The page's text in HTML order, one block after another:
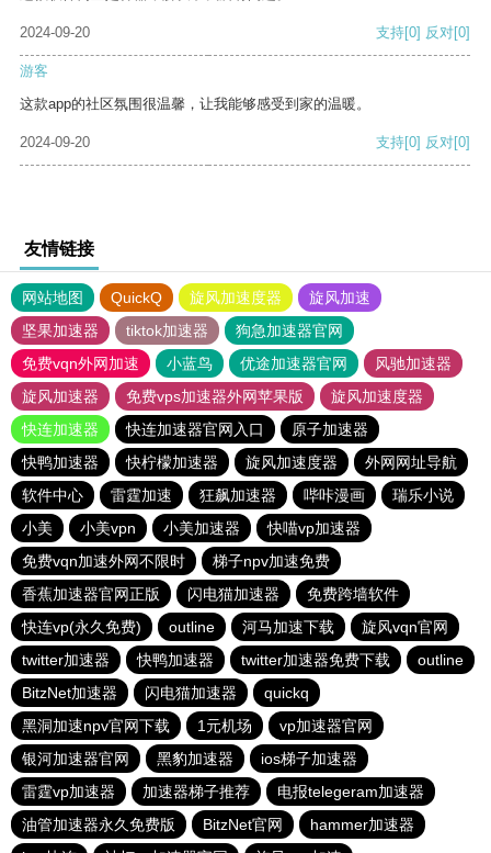
2024-09-20 支持[0] 反对[0]
游客
这款app的社区氛围很温馨，让我能够感受到家的温暖。
2024-09-20 支持[0] 反对[0]
友情链接
网站地图 QuickQ 旋风加速度器
旋风加速
坚果加速器
tiktok加速器
狗急加速器官网
免费vqn外网加速
小蓝鸟 优途加速器官网
风驰加速器
旋风加速器
免费vps加速器外网苹果版
旋风加速度器
快连加速器
快连加速器官网入口
原子加速器
快鸭加速器
快柠檬加速器 旋风加速度器
外网网址导航
软件中心
雷霆加速 狂飙加速器 哔咔漫画
瑞乐小说
小美
小美vpn 小美加速器
快喵vp加速器
免费vqn加速外网不限时
梯子npv加速免费
香蕉加速器官网正版
闪电猫加速器
免费跨墙软件
快连vp(永久免费)
outline 河马加速下载
旋风vqn官网
twitter加速器
快鸭加速器 twitter加速器免费下载
outline
BitzNet加速器
闪电猫加速器
quickq
黑洞加速npv官网下载
1元机场
vp加速器官网
银河加速器官网
黑豹加速器
ios梯子加速器
雷霆vp加速器
加速器梯子推荐
电报telegeram加速器
油管加速器永久免费版
BitzNet官网
hammer加速器